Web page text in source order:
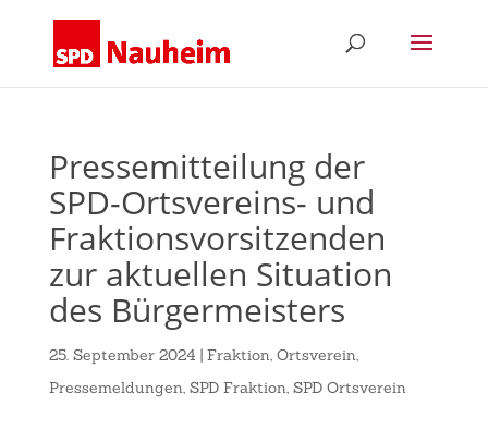
Pressemitteilung der
SPD-Ortsvereins- und
Fraktionsvorsitzenden
zur aktuellen Situation
des Bürgermeisters
25. September 2024 | Fraktion, Ortsverein,
Pressemeldungen, SPD Fraktion, SPD Ortsverein